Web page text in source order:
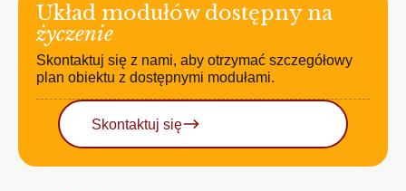
Układ modułów dostępny na
życzenie
Skontaktuj się z nami, aby otrzymać szczegółowy
plan obiektu z dostępnymi modułami.
Skontaktuj się